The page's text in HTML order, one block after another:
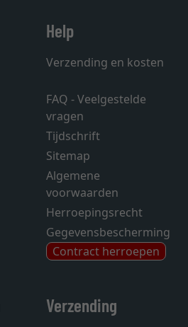
Help
Verzending en kosten
FAQ - Veelgestelde
vragen
Tijdschrift
Sitemap
Algemene
voorwaarden
Herroepingsrecht
Gegevensbescherming
Contract herroepen
Verzending